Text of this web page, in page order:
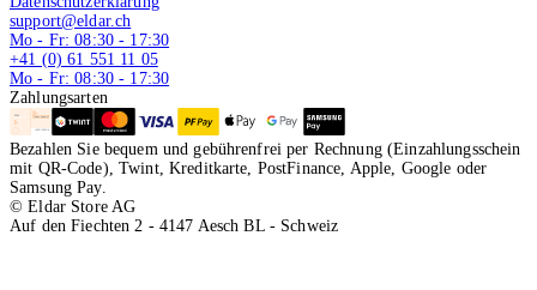
support@eldar.ch
Mo - Fr: 08:30 - 17:30
+41 (0) 61 551 11 05
Mo - Fr: 08:30 - 17:30
Zahlungsarten
Bezahlen Sie bequem und gebührenfrei per Rechnung (Einzahlungsschein
mit QR-Code), Twint, Kreditkarte, PostFinance, Apple, Google oder
Samsung Pay.
© Eldar Store AG
Auf den Fiechten 2 - 4147 Aesch BL - Schweiz